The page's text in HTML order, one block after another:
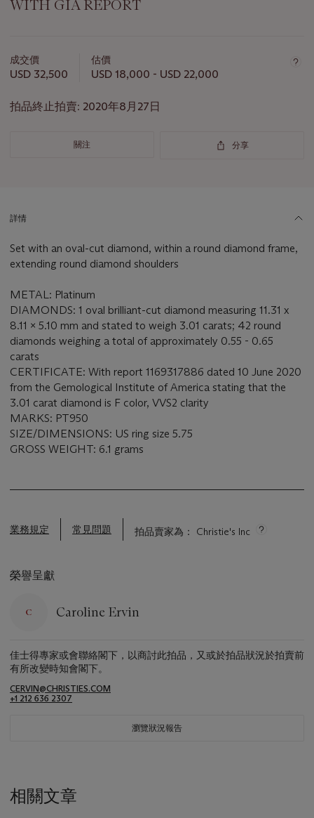
WITH GIA REPORT
此
拍
重
成交價
USD 32,500
估價
USD 18,000 - USD 22,000
拍品終止拍賣: 2020年8月27日
關注 分享
詳情
Set with an oval-cut diamond, within a round diamond frame,
extending round diamond shoulders
METAL: Platinum
DIAMONDS: 1 oval brilliant-cut diamond measuring 11.31 x
8.11 x 5.10 mm and stated to weigh 3.01 carats; 42 round
diamonds weighing a total of approximately 0.55 - 0.65
carats
CERTIFICATE: With report 1169317886 dated 10 June 2020
from the Gemological Institute of America stating that the
3.01 carat diamond is F color, VVS2 clarity
MARKS: PT950
SIZE/DIMENSIONS: US ring size 5.75
GROSS WEIGHT: 6.1 grams
業務規定 常見問題 拍品賣家為： Christie's Inc
榮譽呈獻
Caroline Ervin
佳士得專家或會聯絡閣下，以商討此拍品，又或於拍品狀況於拍賣前
有所改變時知會閣下。
CERVIN@CHRISTIES.COM
+1 212 636 2307
瀏覽狀況報告
相關文章